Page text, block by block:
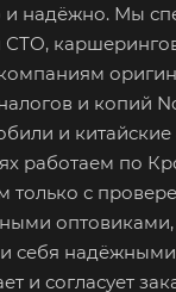
и надёжно. Мы
СТО,
и копий
и
работаем по
только с
себя
и согласует